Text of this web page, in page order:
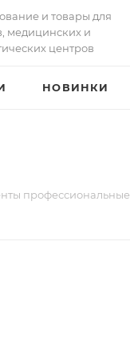
и товары для
медицинских и
центров
НОВИНКИ
профессиональные